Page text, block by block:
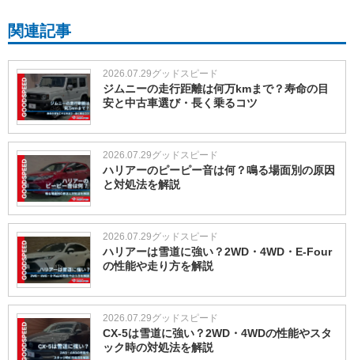
関連記事
2026.07.29グッドスピード
ジムニーの走行距離は何万kmまで？寿命の目
安と中古車選び・長く乗るコツ
2026.07.29グッドスピード
ハリアーのピーピー音は何？鳴る場面別の原因
と対処法を解説
2026.07.29グッドスピード
ハリアーは雪道に強い？2WD・4WD・E-Four
の性能や走り方を解説
2026.07.29グッドスピード
CX-5は雪道に強い？2WD・4WDの性能やスタ
ック時の対処法を解説